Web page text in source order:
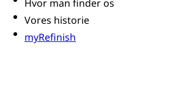
Hvor man finder os
Vores historie
myRefinish